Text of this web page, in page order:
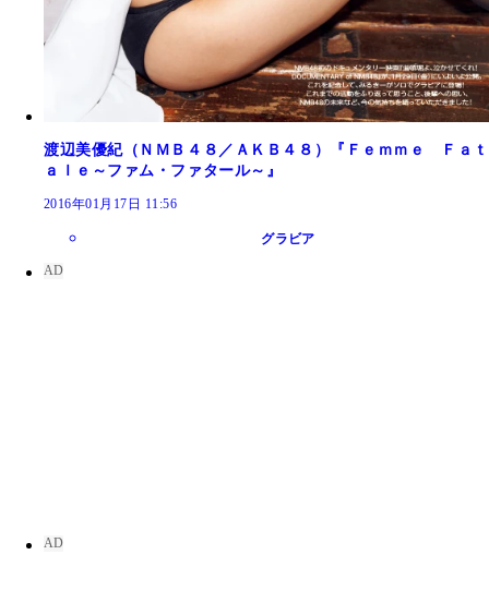
渡辺美優紀（ＮＭＢ４８／ＡＫＢ４８）『Ｆｅｍｍｅ Ｆａｔ
ａｌｅ～ファム・ファタール～』
2016年01月17日 11:56
グラビア